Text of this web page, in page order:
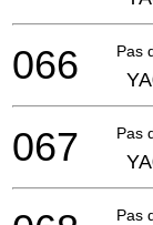
Pas
066
Pas
067
Pas